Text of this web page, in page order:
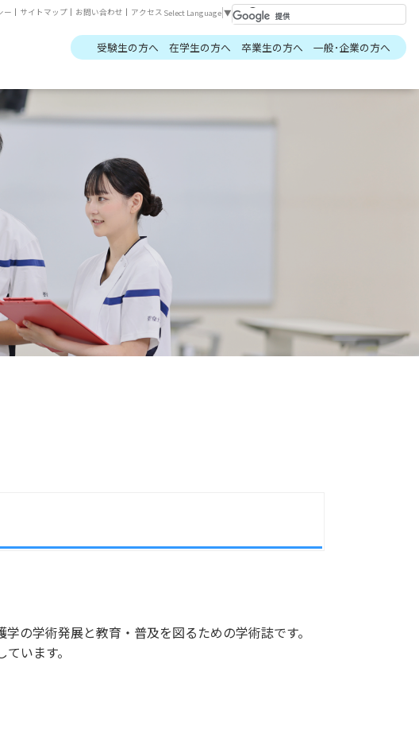
Select Language ▼
アクセス
｜
お問い合わせ
｜
サイトマップ
｜
ー
受験生の方へ 在学生の方へ 卒業生の方へ 一般･企業の方へ
の学術発展と教育・普及を図るための学術誌です。
います。